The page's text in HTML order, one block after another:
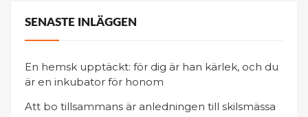
SENASTE INLÄGGEN
En hemsk upptäckt: för dig är han kärlek, och du
är en inkubator för honom
Att bo tillsammans är anledningen till skilsmässa